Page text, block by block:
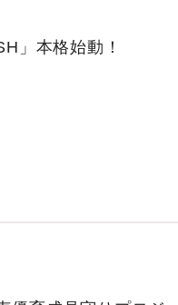
」本格始動！